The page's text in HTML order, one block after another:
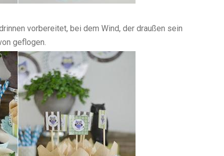
vorbereitet, bei dem Wind, der draußen sein
geflogen.